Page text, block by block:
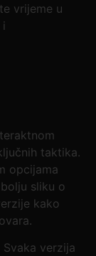
vrijeme u
i
taktika.
opcijama
sliku o
kako
verzija